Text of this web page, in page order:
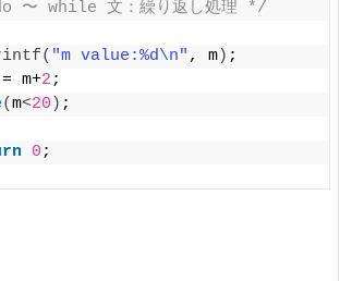
〜 while 文：繰り返し処理 */
( "m value:%d\n" , m) ;
m+
2 ;
(m<20 ) ;
0 ;